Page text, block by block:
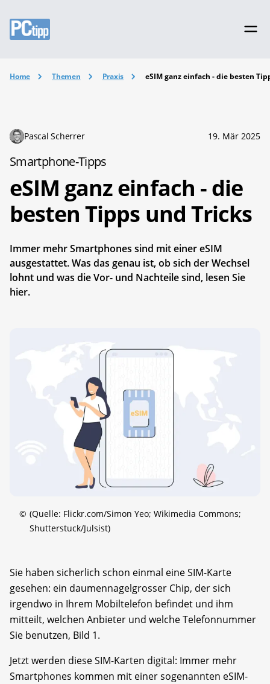
Home Themen Praxis eSIM ganz einfach - die besten
Pascal Scherrer 19. Mär 2025
Smartphone-Tipps
eSIM ganz einfach - die
besten Tipps und Tricks
Immer mehr Smartphones sind mit einer eSIM
ausgestattet. Was das genau ist, ob sich der Wechsel
lohnt und was die Vor- und Nachteile sind, lesen Sie
hier.
© (Quelle: Flickr.com/Simon Yeo; Wikimedia Commons;
Shutterstuck/Julsist)
Sie haben sicherlich schon einmal eine SIM-Karte
gesehen: ein daumennagelgrosser Chip, der sich
irgendwo in Ihrem Mobiltelefon befindet und ihm
mitteilt, welchen Anbieter und welche Telefonnummer
Sie benutzen, Bild 1.
Jetzt werden diese SIM-Karten digital: Immer mehr
Smartphones kommen mit einer sogenannten eSIM-